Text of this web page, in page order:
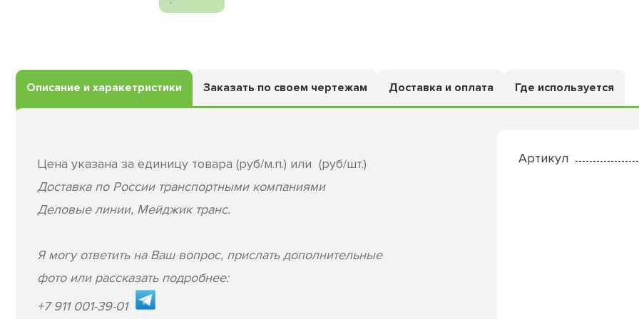
Описание и харакетристики Заказать по своем чертежам Доставка и оплата Где используется
Цена указана за единицу товара (руб/м.п.) или (руб/шт.)
Доставка по России транспортными компаниями
Деловые линии, Мейджик транс.
Я могу ответить на Ваш вопрос, прислать дополнительные
фото или рассказать подробнее:
+7 911 001-39-01
Артикул